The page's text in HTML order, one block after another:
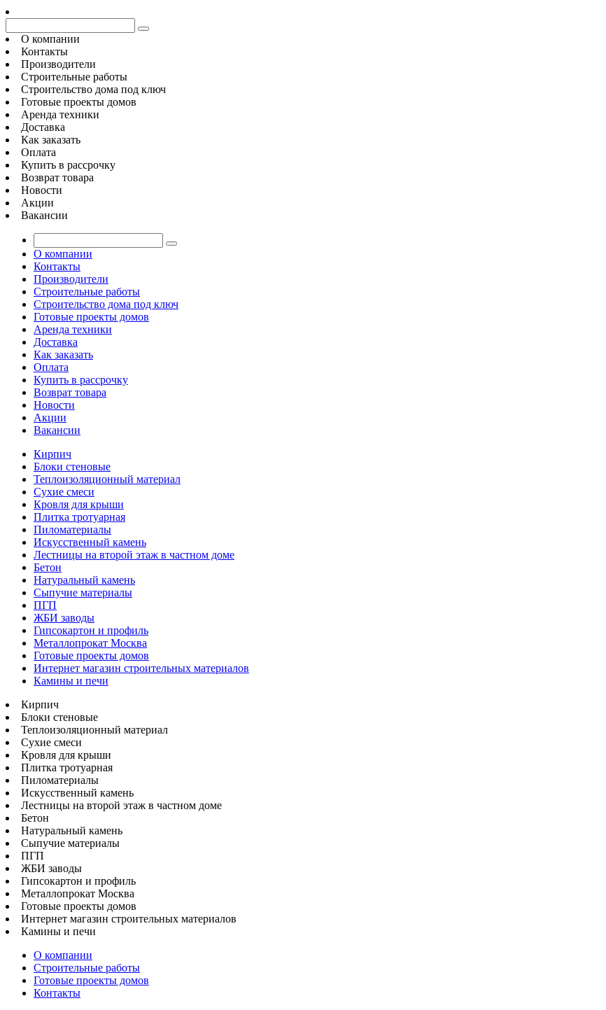
О компании
Контакты
Производители
Строительные работы
Строительство дома под ключ
Готовые проекты домов
Аренда техники
Доставка
Как заказать
Оплата
Купить в рассрочку
Возврат товара
Новости
Акции
Вакансии
О компании
Контакты
Производители
Строительные работы
Строительство дома под ключ
Готовые проекты домов
Аренда техники
Доставка
Как заказать
Оплата
Купить в рассрочку
Возврат товара
Новости
Акции
Вакансии
Кирпич
Блоки стеновые
Теплоизоляционный материал
Сухие смеси
Кровля для крыши
Плитка тротуарная
Пиломатериалы
Искусственный камень
Лестницы на второй этаж в частном доме
Бетон
Натуральный камень
Сыпучие материалы
ПГП
ЖБИ заводы
Гипсокартон и профиль
Металлопрокат Москва
Готовые проекты домов
Интернет магазин строительных материалов
Камины и печи
Кирпич
Блоки стеновые
Теплоизоляционный материал
Сухие смеси
Кровля для крыши
Плитка тротуарная
Пиломатериалы
Искусственный камень
Лестницы на второй этаж в частном доме
Бетон
Натуральный камень
Сыпучие материалы
ПГП
ЖБИ заводы
Гипсокартон и профиль
Металлопрокат Москва
Готовые проекты домов
Интернет магазин строительных материалов
Камины и печи
О компании
Строительные работы
Готовые проекты домов
Контакты